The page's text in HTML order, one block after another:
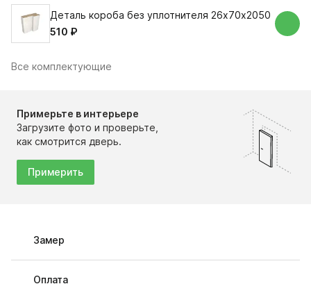
Деталь короба без уплотнителя 26х70х2050
510 ₽
Все комплектующие
Примерьте в интерьере
Загрузите фото и проверьте,
как смотрится дверь.
Примерить
Замер
Оплата